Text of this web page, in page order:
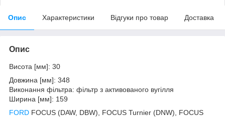
Опис Характеристики Відгуки про товар Доставка
Опис
Висота [мм]: 30
Довжина [мм]: 348
Виконання фільтра: фільтр з активованого вугілля
Ширина [мм]: 159
FORD FOCUS (DAW, DBW), FOCUS Turnier (DNW), FOCUS